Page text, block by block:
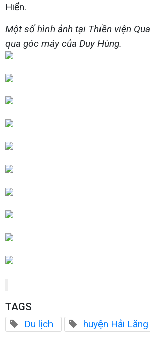
Hiển.
Một số hình ảnh tại Thiền viện
qua góc máy của Duy Hùng.
TAGS
Du lịch huyện Hải Lăng